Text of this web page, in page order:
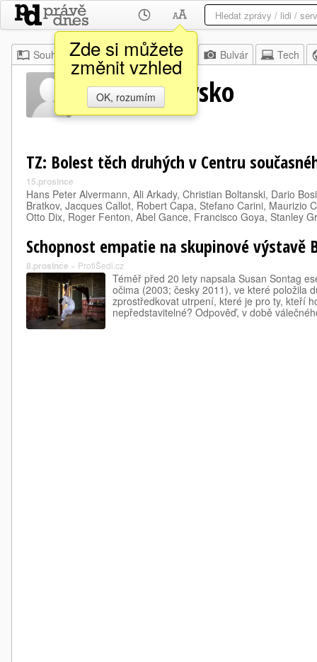
Zde si můžete
změnit vzhled
OK, rozumím
Souhrn Moje Z domova Bulvár Tech
Marsel Onysko
TZ: Bolest těch druhých v Centru
15.prosince
Hans Peter Alvermann, Ali Arkady, Christian Boltanski, Dario
Bratkov, Jacques Callot, Robert Capa, Stefano Carini, Maurizio
Otto Dix, Roger Fenton, Abel Gance, Francisco Goya, Stanley
Schopnost empatie na skupinové výstavě
8.prosince » ProtiŠedi.cz
Téměř před 20 lety napsala Susan Sontag
očima (2003; česky 2011), ve které položila
zprostředkovat utrpení, které je pro ty, kteří
nepředstavitelné? Odpověď, v době